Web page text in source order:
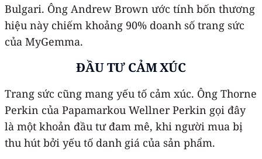
Bulgari. Ông Andrew Brown ước tính bốn thương
hiệu này chiếm khoảng 90% doanh số trang sức
của MyGemma.
ĐẦU TƯ CẢM XÚC
Trang sức cũng mang yếu tố cảm xúc. Ông Thorne
Perkin của Papamarkou Wellner Perkin gọi đây
là một khoản đầu tư đam mê, khi người mua bị
thu hút bởi yếu tố danh giá của sản phẩm.